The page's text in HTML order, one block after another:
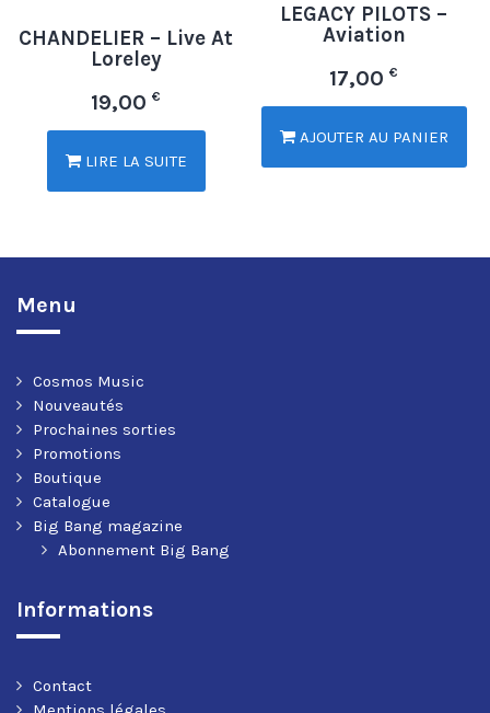
CHANDELIER – Live At
Loreley
19,00€
LIRE LA SUITE
LEGACY PILOTS –
Aviation
17,00€
AJOUTER AU PANIER
Menu
Cosmos Music
Nouveautés
Prochaines sorties
Promotions
Boutique
Catalogue
Big Bang magazine
Abonnement Big Bang
Informations
Contact